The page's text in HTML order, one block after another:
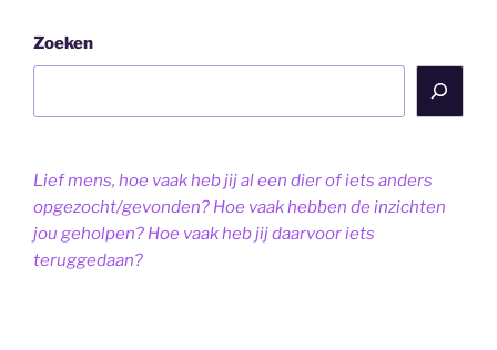
Zoeken
Lief mens, hoe vaak heb jij al een dier of iets anders
opgezocht/gevonden? Hoe vaak hebben de inzichten
jou geholpen? Hoe vaak heb jij daarvoor iets
teruggedaan?